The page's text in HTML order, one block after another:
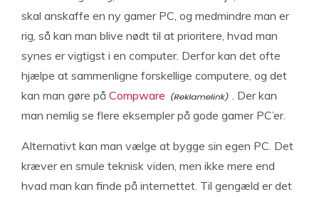
skal anskaffe en ny gamer PC, og medmindre man er
rig, så kan man blive nødt til at prioritere, hvad man
synes er vigtigst i en computer. Derfor kan det ofte
hjælpe at sammenligne forskellige computere, og det
kan man gøre på Compware
. Der kan
man nemlig se flere eksempler på gode gamer PC’er.
Alternativt kan man vælge at bygge sin egen PC. Det
kræver en smule teknisk viden, men ikke mere end
hvad man kan finde på internettet. Til gengæld er det